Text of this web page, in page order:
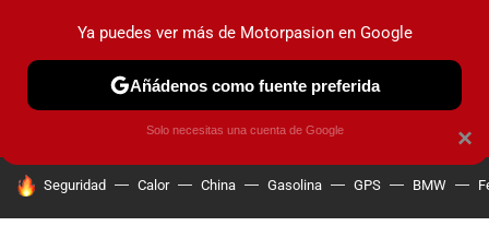
PRUEBAS COCHES ELÉCTRICOS OBSERVATORIO
HOY SE HABLA DE
Seguridad Calor China Gasolina GPS BMW
×
Ya puedes ver más de Motorpasion en Google
Añádenos como fuente preferida
Solo necesitas una cuenta de Google